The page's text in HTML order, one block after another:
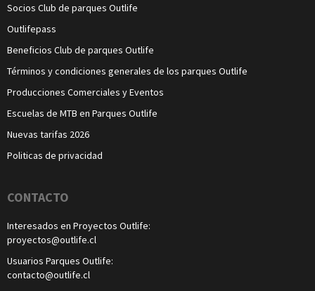
Socios Club de parques Outlife
Outlifepass
Beneficios Club de parques Outlife
Términos y condiciones generales de los parques Outlife
Producciones Comerciales y Eventos
Escuelas de MTB en Parques Outlife
Nuevas tarifas 2026
Politicas de privacidad
CONTACTO
Interesados en Proyectos Outlife:
proyectos@outlife.cl
Usuarios Parques Outlife:
contacto@outlife.cl